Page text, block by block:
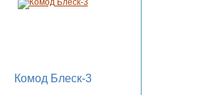
Комод Блеск-3